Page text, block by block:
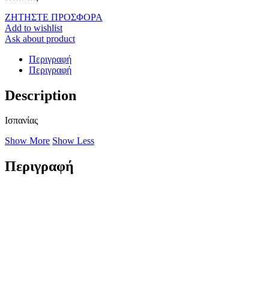
ΖΗΤΗΣΤΕ ΠΡΟΣΦΟΡΑ
Add to wishlist
Ask about product
Περιγραφή
Περιγραφή
Description
Ισπανίας
Show More Show Less
Περιγραφή